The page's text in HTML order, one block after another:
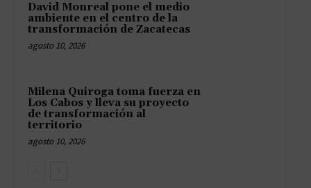
David Monreal pone el medio
ambiente en el centro de la
transformación de Zacatecas
agosto 10, 2026
Milena Quiroga toma fuerza en
Los Cabos y lleva su proyecto
de transformación al
territorio
agosto 10, 2026